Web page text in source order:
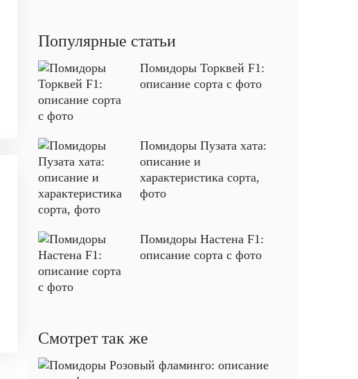
Популярные статьи
Помидоры Торквей F1:
описание сорта с фото
Помидоры Пузата хата:
описание и
характеристика сорта,
фото
Помидоры Настена F1:
описание сорта с фото
Смотрет так же